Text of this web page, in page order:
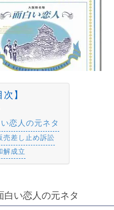
次】
恋人の元ネタ
売差し止め訴訟
解成立
白い恋人の元ネタ